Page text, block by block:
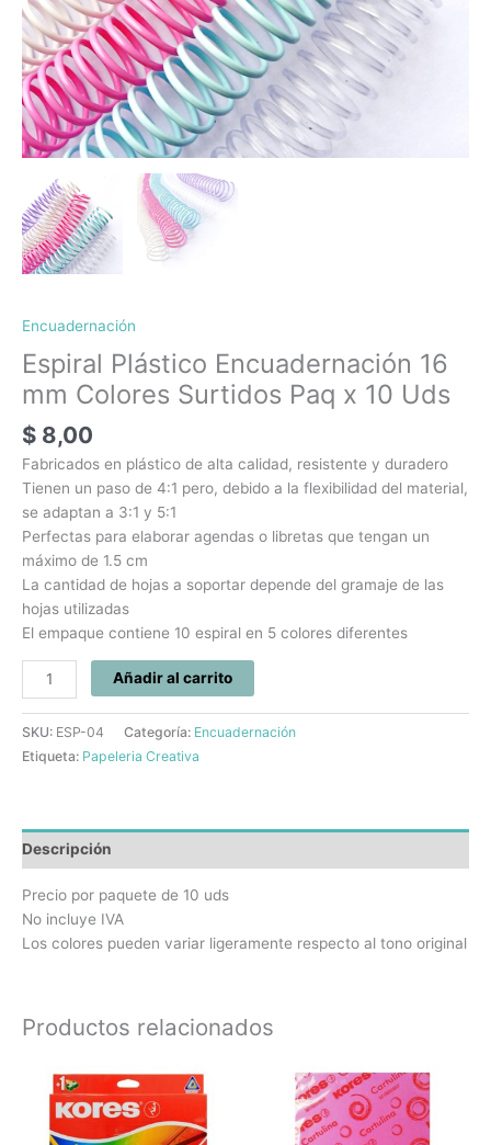
Encuadernación
Espiral Plástico Encuadernación 16
mm Colores Surtidos Paq x 10 Uds
$ 8,00
Fabricados en plástico de alta calidad, resistente y duradero
Tienen un paso de 4:1 pero, debido a la flexibilidad del material,
se adaptan a 3:1 y 5:1
Perfectas para elaborar agendas o libretas que tengan un
máximo de 1.5 cm
La cantidad de hojas a soportar depende del gramaje de las
hojas utilizadas
El empaque contiene 10 espiral en 5 colores diferentes
Añadir al carrito
SKU: ESP-04 Categoría: Encuadernación
Etiqueta: Papeleria Creativa
Descripción
Precio por paquete de 10 uds
No incluye IVA
Los colores pueden variar ligeramente respecto al tono original
Productos relacionados